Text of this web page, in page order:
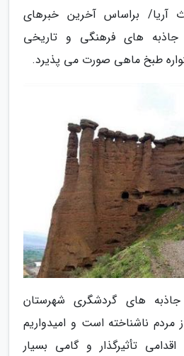
آریا/ براساس آخرین خبرهای
های فرهنگی و تاریخی
طبخ ماهی صورت می پذیرد.
های گردشگری شهرستان
مردم ناشناخته است و امیدواریم
اقدامی تأثیرگذار و گامی بسیار